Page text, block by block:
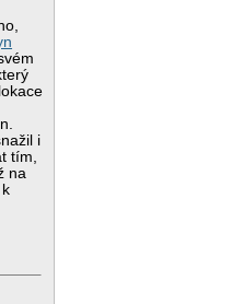
i
tím,
na